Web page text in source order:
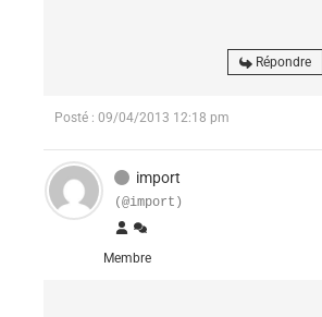
Répondre
Posté : 09/04/2013 12:18 pm
import
(@import)
Membre